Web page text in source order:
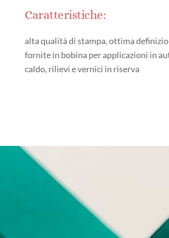
Caratteristiche:
alta qualità di stampa, ottima
fornite in bobina per applicazioni in
caldo, rilievi e vernici in riserva